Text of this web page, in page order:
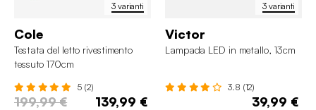
3 varianti
Cole
Testata del letto rivestimento
tessuto 170cm
5 (2)
199,99 € 139,99 €
3 varianti
Victor
Lampada LED in metallo, 13cm
3.8 (12)
39,99 €